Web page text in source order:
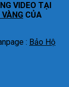
VIDEO TẠI
CỦA
: Bảo Hộ